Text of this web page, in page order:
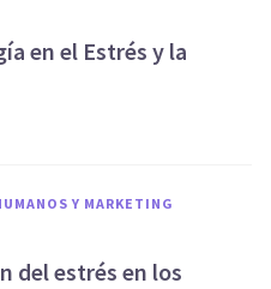
en el Estrés y la
Y MARKETING
del estrés en los